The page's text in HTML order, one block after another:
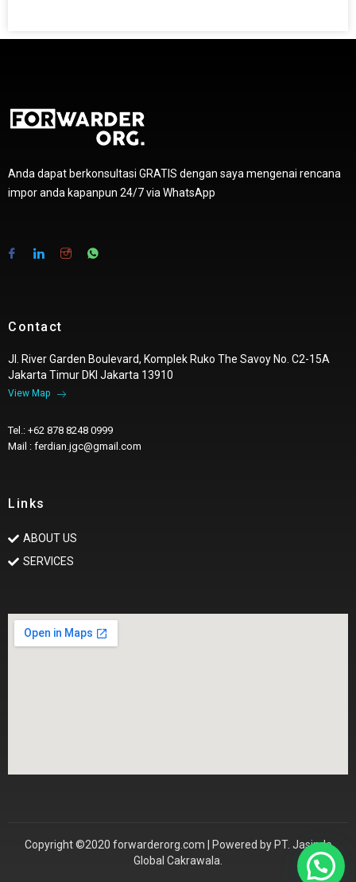
Anda dapat berkonsultasi GRATIS dengan saya mengenai rencana
impor anda kapanpun 24/7 via WhatsApp
Contact
Jl. River Garden Boulevard, Komplek Ruko The Savoy No. C2-15A
Jakarta Timur DKI Jakarta 13910
View Map
Tel.: +62 878 8248 0999
Mail : ferdian.jgc@gmail.com
Links
ABOUT US
SERVICES
Copyright ©2020 forwarderorg.com | Powered by PT. Jasindo
Global Cakrawala.
Konsultasi Sekarang